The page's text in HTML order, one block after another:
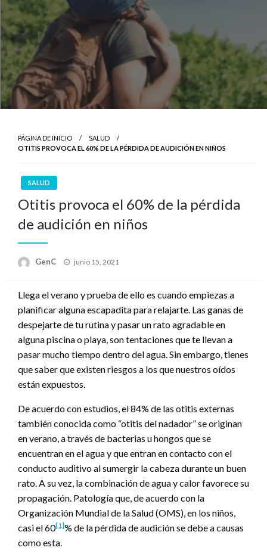
PÁGINA DE INICIO
SALUD
OTITIS PROVOCA EL 60% DE LA PÉRDIDA DE AUDICIÓN EN NIÑOS
SALUD
Otitis provoca el 60% de la pérdida
de audición en niños
GenC
Publicado
junio 15, 2021
Llega el verano y prueba de ello es cuando empiezas a
planificar alguna escapadita para relajarte. Las ganas de
despejarte de tu rutina y pasar un rato agradable en
alguna piscina o playa, son tentaciones que te llevan a
pasar mucho tiempo dentro del agua. Sin embargo, tienes
que saber que existen riesgos a los que nuestros oídos
están expuestos.
De acuerdo con estudios, el 84% de las otitis externas
también conocida como “otitis del nadador” se originan
en verano, a través de bacterias u hongos que se
encuentran en el agua y que entran en contacto con el
conducto auditivo al sumergir la cabeza durante un buen
rato. A su vez, la combinación de agua y calor favorece su
propagación. Patología que, de acuerdo con la
Organización Mundial de la Salud (OMS), en los niños,
casi el 60[1]% de la pérdida de audición se debe a causas
como esta.